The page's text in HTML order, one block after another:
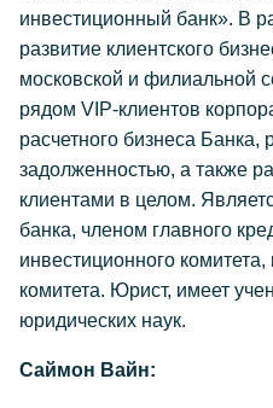
инвестиционный банк». В
развитие клиентского
московской и филиальной
рядом VIP-клиентов
расчетного бизнеса Банка,
задолженностью, а также
клиентами в целом.
банка, членом главного
инвестиционного
комитета. Юрист, имеет
юридических наук.
Саймон Вайн: